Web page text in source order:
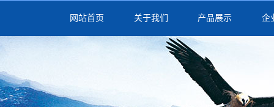
网站首页 关于我们 产品展示 企